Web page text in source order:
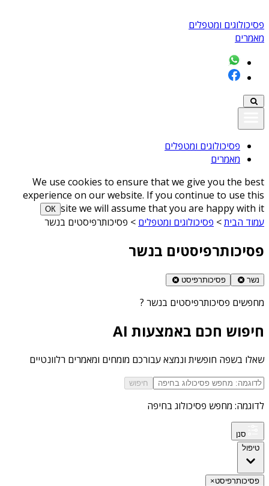
פסיכולוגים ומטפלים
מאמרים
פסיכולוגים ומטפלים
מאמרים
We use cookies to ensure that we give you the best
experience on our website. If you continue to use this
site we will assume that you are happy with it
ОК
עמוד הבית> פסיכולוגים ומטפלים > פסיכותרפיסטים בנשר
פסיכותרפיסטים בנשר
נשר פסיכותרפיסט
מחפשים פסיכותרפיסטים בנשר ?
חיפוש חכם באמצעות AI
שאלו בשפה חופשית ונמצא עבורכם מומחים ומאמרים רלוונטיים
חיפוש
לדוגמה: מחפש פסיכולוג בחיפה
סנן
טיפול
פסיכותרפיסט×